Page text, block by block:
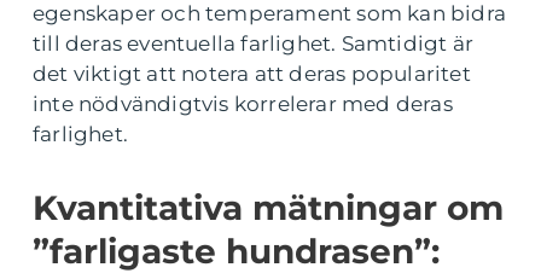
egenskaper och temperament som kan bidra
till deras eventuella farlighet. Samtidigt är
det viktigt att notera att deras popularitet
inte nödvändigtvis korrelerar med deras
farlighet.
Kvantitativa mätningar om
”farligaste hundrasen”: